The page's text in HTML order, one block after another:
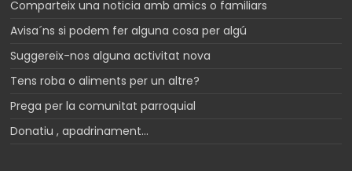
Comparteix una noticia amb amics o familiars
Avisa´ns si podem fer alguna cosa per algú
Suggereix-nos alguna activitat nova
Tens roba o aliments per un altre?
Prega per la comunitat parroquial
Donatiu , apadrinament…